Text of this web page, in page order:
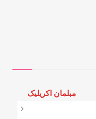
مبلمان اکریلیک